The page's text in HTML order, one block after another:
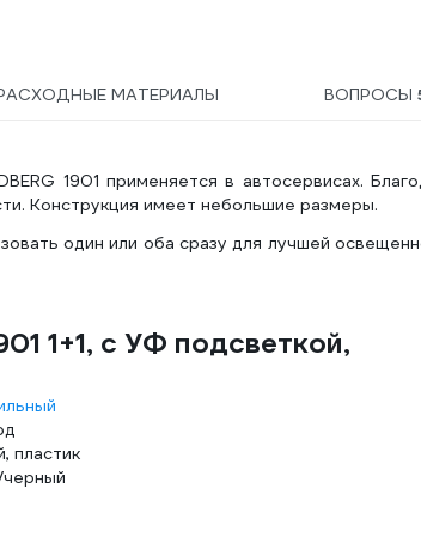
МАТЕРИАЛЫ ВОПРОСЫ
1901 применяется в автосервисах.
Конструкция имеет небольшие размеры.
один или оба сразу для лучшей
1+1, с УФ подсветкой,
пластик